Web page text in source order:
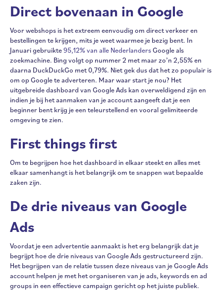
Direct bovenaan in Google
Voor webshops is het extreem eenvoudig om direct verkeer en
bestellingen te krijgen, mits je weet waarmee je bezig bent. In
Januari gebruikte95,12% van alle NederlandersGoogle als
zoekmachine. Bing volgt op nummer 2 met maar zo’n 2,55% en
daarna DuckDuckGo met 0,79%. Niet gek dus dat het zo populair is
om op Google te adverteren. Maar waar start je nou? Het
uitgebreide dashboard van Google Ads kan overweldigend zijn en
indien je bij het aanmaken van je account aangeeft dat je een
beginner bent krijg je een teleurstellend en vooral gelimiteerde
omgeving te zien.
First things first
Om te begrijpen hoe het dashboard in elkaar steekt en alles met
elkaar samenhangt is het belangrijk om te snappen wat bepaalde
zaken zijn.
De drie niveaus van Google
Ads
Voordat je een advertentie aanmaakt is het erg belangrijk dat je
begrijpt hoe de drie niveaus van Google Ads gestructureerd zijn.
Het begrijpen van de relatie tussen deze niveaus van je Google Ads
account helpen je met het organiseren van je ads, keywords en ad
groups in een effectieve campaign gericht op het juiste publiek.